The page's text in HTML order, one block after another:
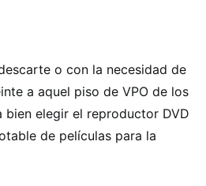
o con la necesidad de
a aquel piso de VPO de los
bien elegir el reproductor DVD
de películas para la